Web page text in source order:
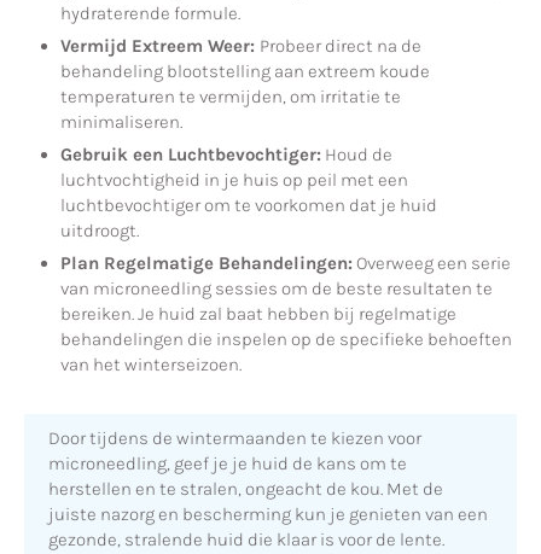
hydraterende formule.
Vermijd Extreem Weer: Probeer direct na de
behandeling blootstelling aan extreem koude
temperaturen te vermijden, om irritatie te
minimaliseren.
Gebruik een Luchtbevochtiger: Houd de
luchtvochtigheid in je huis op peil met een
luchtbevochtiger om te voorkomen dat je huid
uitdroogt.
Plan Regelmatige Behandelingen: Overweeg een serie
van microneedling sessies om de beste resultaten te
bereiken. Je huid zal baat hebben bij regelmatige
behandelingen die inspelen op de specifieke behoeften
van het winterseizoen.
Door tijdens de wintermaanden te kiezen voor
microneedling, geef je je huid de kans om te
herstellen en te stralen, ongeacht de kou. Met de
juiste nazorg en bescherming kun je genieten van een
gezonde, stralende huid die klaar is voor de lente.